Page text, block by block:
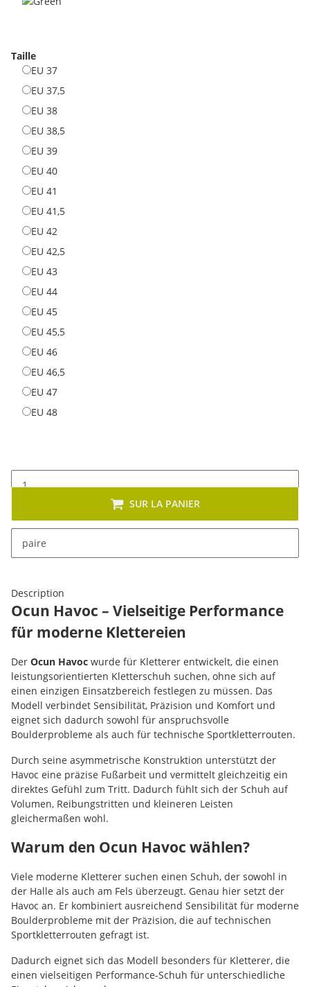
Taille
EU 37EU 37
EU 37,5EU 37,5
EU 38EU 38
EU 38,5EU 38,5
EU 39EU 39
EU 40EU 40
EU 41
EU 41,5EU 41,5
EU 42
EU 42,5EU 42,5
EU 43EU 43
EU 44EU 44
EU 45EU 45
EU 45,5EU 45,5
EU 46EU 46
EU 46,5EU 46,5
EU 47EU 47
EU 48EU 48
paire
SUR LA PANIER
Cet article se décline en plusieurs variantes. Veuillez
sélectionner la variante de votre choix.
Description
Ocun Havoc – Vielseitige Performance
für moderne Klettereien
Der Ocun Havoc wurde für Kletterer entwickelt, die einen
leistungsorientierten Kletterschuh suchen, ohne sich auf
einen einzigen Einsatzbereich festlegen zu müssen. Das
Modell verbindet Sensibilität, Präzision und Komfort und
eignet sich dadurch sowohl für anspruchsvolle
Boulderprobleme als auch für technische Sportkletterrouten.
Durch seine asymmetrische Konstruktion unterstützt der
Havoc eine präzise Fußarbeit und vermittelt gleichzeitig ein
direktes Gefühl zum Tritt. Dadurch fühlt sich der Schuh auf
Volumen, Reibungstritten und kleineren Leisten
gleichermaßen wohl.
Warum den Ocun Havoc wählen?
Viele moderne Kletterer suchen einen Schuh, der sowohl in
der Halle als auch am Fels überzeugt. Genau hier setzt der
Havoc an. Er kombiniert ausreichend Sensibilität für moderne
Boulderprobleme mit der Präzision, die auf technischen
Sportkletterrouten gefragt ist.
Dadurch eignet sich das Modell besonders für Kletterer, die
einen vielseitigen Performance-Schuh für unterschiedliche